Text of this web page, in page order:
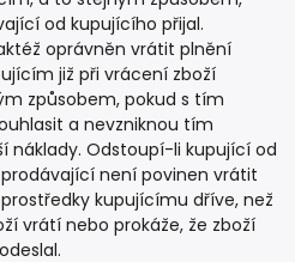
od kupujícího přijal.
oprávněn vrátit plnění
již při vrácení zboží
způsobem, pokud s tím
a nevzniknou tím
náklady. Odstoupí-li kupující od
není povinen vrátit
kupujícímu dříve, než
vrátí nebo prokáže, že zboží